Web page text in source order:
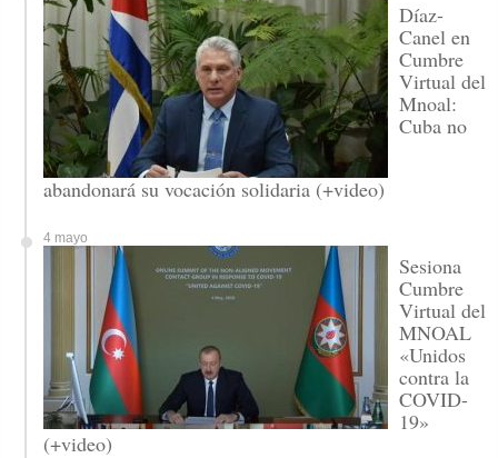
Díaz-
Canel en
Cumbre
Virtual del
Mnoal:
Cuba no
abandonará su vocación solidaria (+video)
4 mayo
Sesiona
Cumbre
Virtual del
MNOAL
«Unidos
contra la
COVID-
19»
(+video)